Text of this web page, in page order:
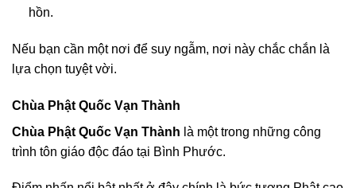
hồn.
Nếu bạn cần một nơi để suy ngẫm, nơi này chắc chắn là
lựa chọn tuyệt vời.
Chùa Phật Quốc Vạn Thành
Chùa Phật Quốc Vạn Thành là một trong những công
trình tôn giáo độc đáo tại Bình Phước.